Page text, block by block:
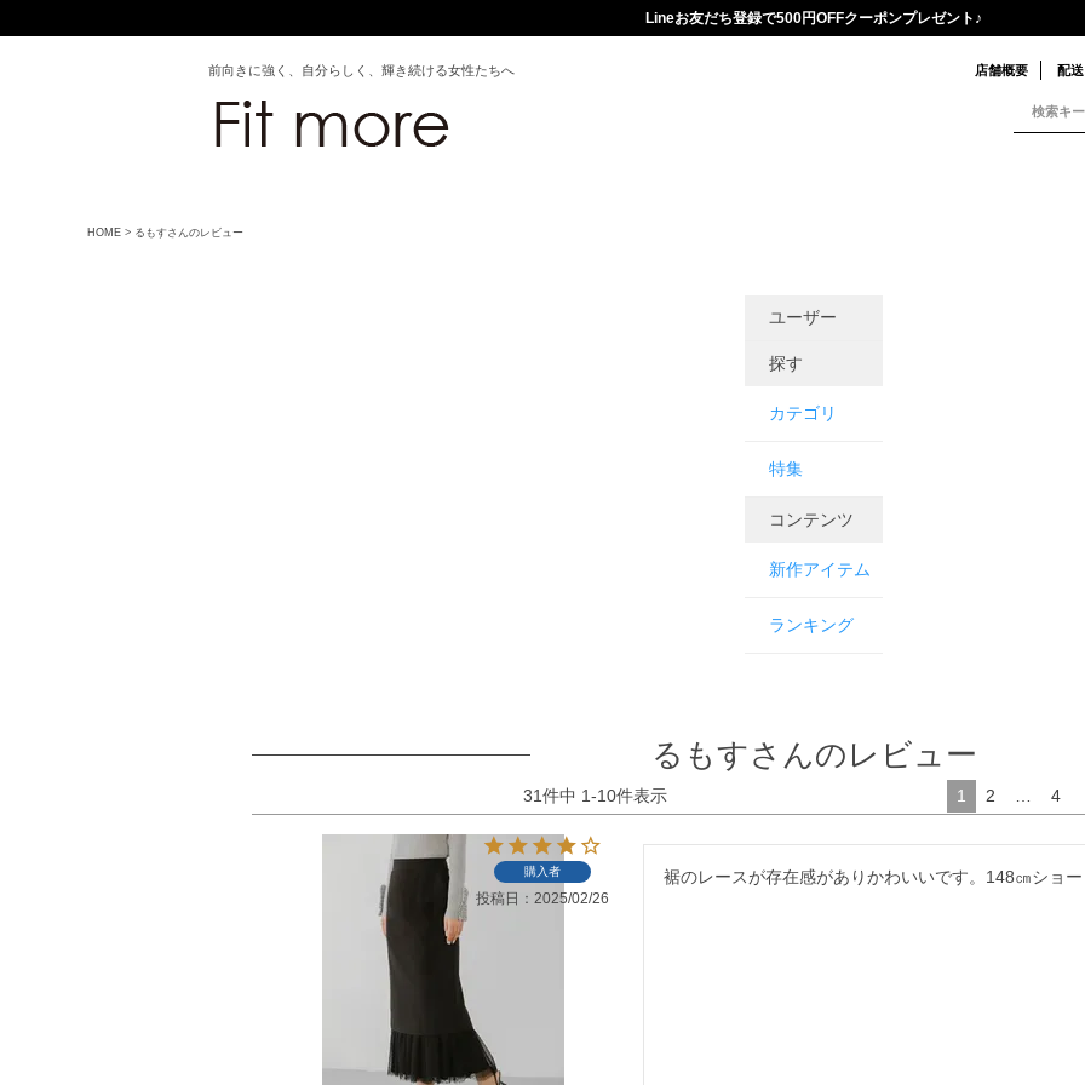
Lineお友だち登録で500円OFFクーポンプレゼント♪
前向きに強く、自分らしく、輝き続ける女性たちへ 店舗概要 配
HOME るもすさんのレビュー
ユーザー
探す
カテゴリ
特集
コンテンツ
新作アイテム
ランキング
るもすさんのレビュー
31件中 1-10件表示 1 2 4
購入者
投稿日 2025/02/26
裾のレースが存在感がありかわいいです。148㎝ショー